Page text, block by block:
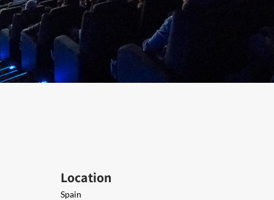
Location
Spain